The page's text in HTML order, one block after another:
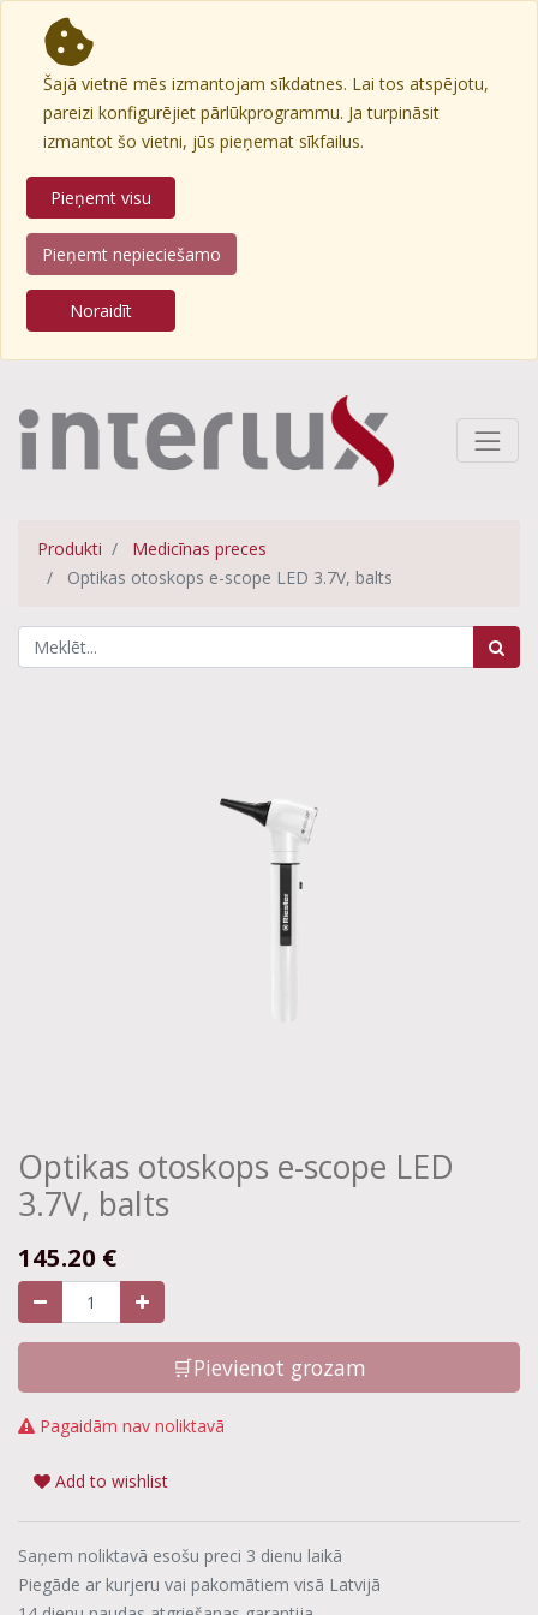
Šajā vietnē mēs izmantojam sīkdatnes. Lai tos atspējotu,
pareizi konfigurējiet pārlūkprogrammu. Ja turpināsit
izmantot šo vietni, jūs pieņemat sīkfailus.
Pieņemt visu
Pieņemt nepieciešamo
Noraidīt
Produkti
Medicīnas preces
Optikas otoskops e-scope LED 3.7V, balts
Optikas otoskops e-scope LED
3.7V, balts
145.20 €
🛒Pievienot grozam
Pagaidām nav noliktavā
Add to wishlist
Saņem noliktavā esošu preci 3 dienu laikā
Piegāde ar kurjeru vai pakomātiem visā Latvijā